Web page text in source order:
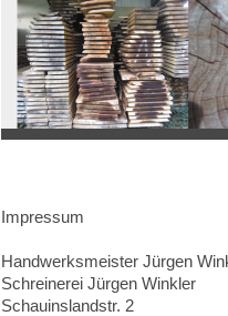
Impressum
Handwerksmeister Jürgen
Schreinerei Jürgen Winkler
Schauinslandstr. 2